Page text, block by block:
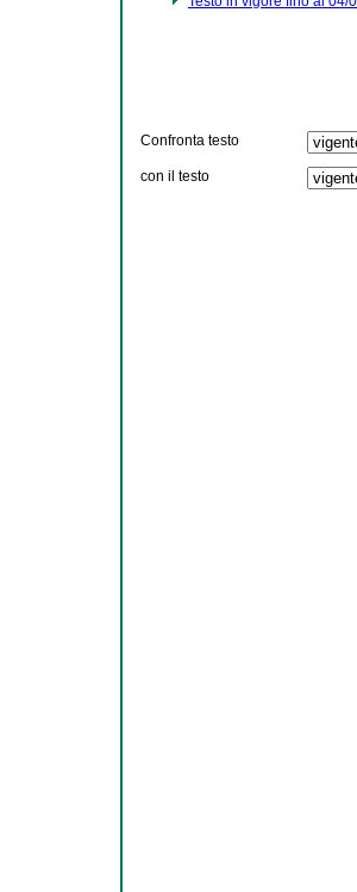
Confronta testo
con il testo